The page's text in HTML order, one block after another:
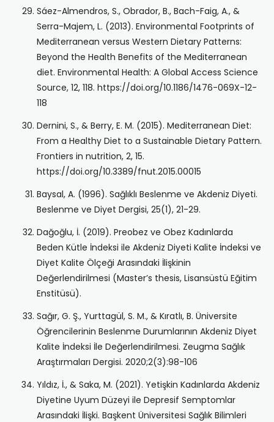
Sáez-Almendros, S., Obrador, B., Bach-Faig, A., &
Serra-Majem, L. (2013). Environmental Footprints of
Mediterranean versus Western Dietary Patterns:
Beyond the Health Benefits of the Mediterranean
diet. Environmental Health: A Global Access Science
Source, 12, 118. https://doi.org/10.1186/1476-069X-12-
118
Dernini, S., & Berry, E. M. (2015). Mediterranean Diet:
From a Healthy Diet to a Sustainable Dietary Pattern.
Frontiers in nutrition, 2, 15.
https://doi.org/10.3389/fnut.2015.00015
Baysal, A. (1996). Sağlıklı Beslenme ve Akdeniz Diyeti.
Beslenme ve Diyet Dergisi, 25(1), 21-29.
Dağoğlu, İ. (2019). Preobez ve Obez Kadınlarda
Beden Kütle İndeksi ile Akdeniz Diyeti Kalite İndeksi ve
Diyet Kalite Ölçeği Arasındaki İlişkinin
Değerlendirilmesi (Master’s thesis, Lisansüstü Eğitim
Enstitüsü).
Sağır, G. Ş., Yurttagül, S. M., & Kıratlı, B. Üniversite
Öğrencilerinin Beslenme Durumlarının Akdeniz Diyet
Kalite İndeksi İle Değerlendirilmesi. Zeugma Sağlık
Araştırmaları Dergisi. 2020;2(3):98-106
Yıldız, İ., & Saka, M. (2021). Yetişkin Kadınlarda Akdeniz
Diyetine Uyum Düzeyi ile Depresif Semptomlar
Arasındaki İlişki. Başkent Üniversitesi Sağlık Bilimleri